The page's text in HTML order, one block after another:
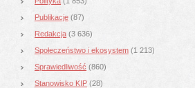
Publikacje (87)
Redakcja (3 636)
Społeczeństwo i ekosystem (1 213)
Sprawiedliwość (860)
Stanowisko KIP (28)